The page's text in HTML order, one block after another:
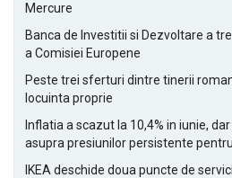
Mercure
Banca de Investitii si Dezvoltare a
a Comisiei Europene
Peste trei sferturi dintre tinerii
locuinta proprie
Inflatia a scazut la 10,4% in iunie,
asupra presiunilor persistente
IKEA deschide doua puncte de